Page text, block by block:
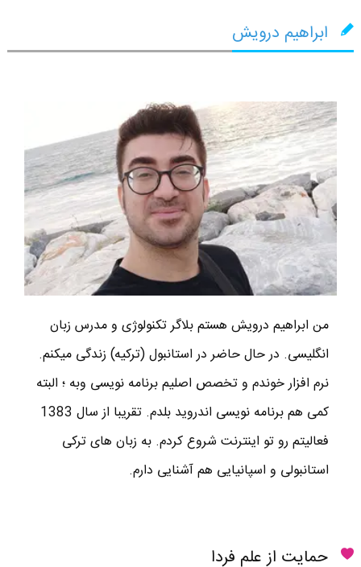
ابراهیم درویش
من ابراهیم درویش هستم بلاگر تکنولوژی و مدرس زبان
انگلیسی. در حال حاضر در استانبول (ترکیه) زندگی میکنم.
نرم افزار خوندم و تخصص اصلیم برنامه نویسی وبه ؛ البته
کمی هم برنامه نویسی اندروید بلدم. تقریبا از سال 1383
فعالیتم رو تو اینترنت شروع کردم. به زبان های ترکی
استانبولی و اسپانیایی هم آشنایی دارم.
حمایت از علم فردا